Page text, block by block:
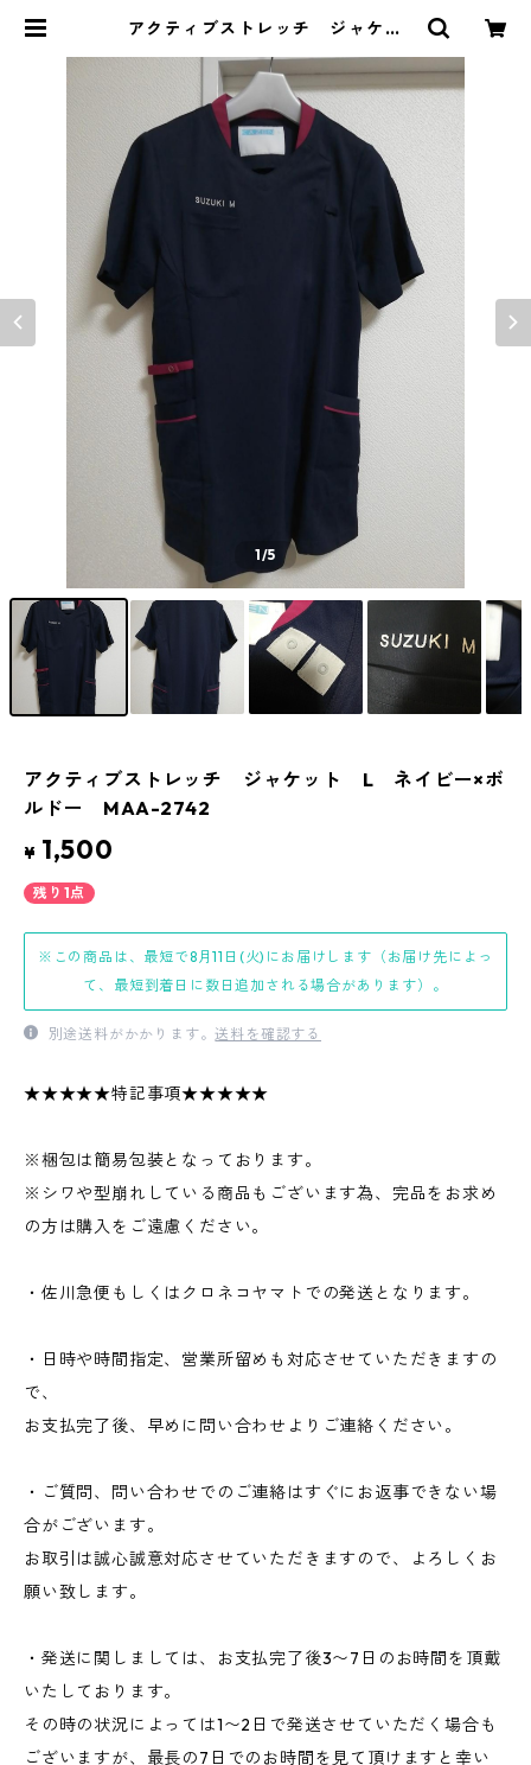
アクティブストレッチ ジャケッ
2742 | DOLUCK PRODUCE
1/5
アクティブストレッチ ジャケット L ネイビー×ボ
ルドー MAA-2742
¥ 1,500
残り1点
※この商品は、最短で8月11日(火)にお届けします（お届け先によっ
て、最短到着日に数日追加される場合があります）。
別途送料がかかります。送料を確認する
★★★★★特記事項★★★★★
※梱包は簡易包装となっております。
※シワや型崩れしている商品もございます為、完品をお求め
の方は購入をご遠慮ください。
・佐川急便もしくはクロネコヤマトでの発送となります。
・日時や時間指定、営業所留めも対応させていただきますの
で、
お支払完了後、早めに問い合わせよりご連絡ください。
・ご質問、問い合わせでのご連絡はすぐにお返事できない場
合がございます。
お取引は誠心誠意対応させていただきますので、よろしくお
願い致します。
・発送に関しましては、お支払完了後3〜7日のお時間を頂戴
いたしております。
その時の状況によっては1〜2日で発送させていただく場合も
ございますが、最長の7日でのお時間を見て頂けますと幸い